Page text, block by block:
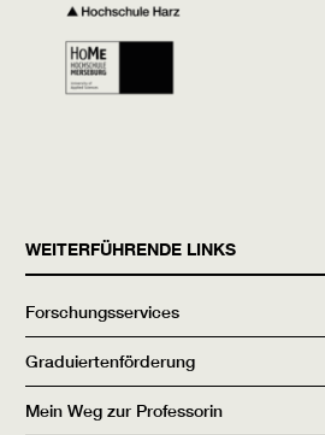
WEITERFÜHRENDE LINKS
Forschungsservices
Graduiertenförderung
Mein Weg zur Professorin